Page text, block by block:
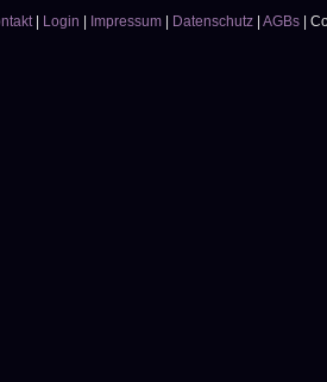
| Login Impressum Datenschutz AGBs